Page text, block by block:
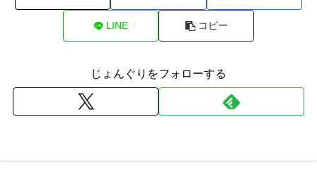
LINE コピー
じょんぐりをフォローする